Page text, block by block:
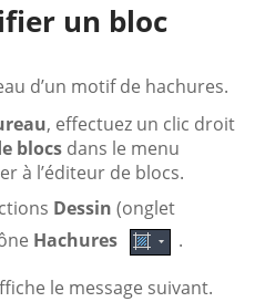
un bloc
d’un motif de hachures.
, effectuez un clic droit
blocs dans le menu
à l’éditeur de blocs.
Dessin (onglet
Hachures
.
le message suivant.